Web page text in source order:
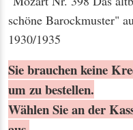
schöne Barockmuster"
1930/1935
Sie brauchen keine
um zu bestellen.
Wählen Sie an der